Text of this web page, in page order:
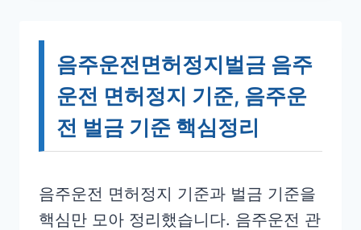
음주운전면허정지벌금 음주
운전 면허정지 기준, 음주운
전 벌금 기준 핵심정리
음주운전 면허정지 기준과 벌금 기준을
핵심만 모아 정리했습니다. 음주운전 관